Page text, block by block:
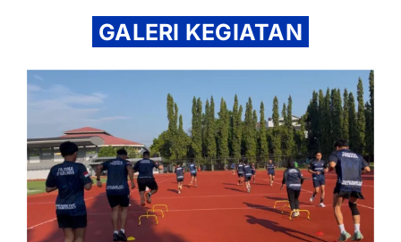
GALERI KEGIATAN